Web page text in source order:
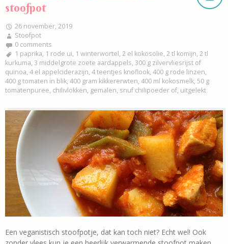
stoofpot
26 november, 2019
Stoofpot
0 comments
1 paprika, 1 rode ui, 1 winterwortel, 2 el kokosolie, 2 tl komijn, 2 tl
kurkuma, 3 middelgrote zoete aardappels, 300 g zilvervliesrijst of
quinoa, 4 el appelciderazijn, 4 teentjes knoflook, 400 g rode linzen,
400 g tomaten in blik, 400 gram kikkererwten, 400 ml kokosmelk, 50 g
tomatenpuree, chilivlokken, gemalen, snuf chilipoeder of, uitgelekt
Een veganistisch stoofpotje, dat kan toch niet? Echt wel! Ook